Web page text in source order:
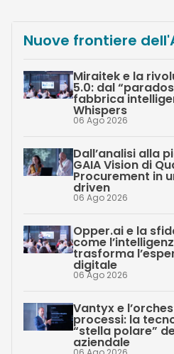
Nuove frontiere
Miraitek e la
5.0: dal
fabbrica
Whispers
06 Ago 2026
Dall’analisi alla
GAIA Vision di
Procurement in
driven
06 Ago 2026
Opper.ai e la
come
trasforma
digitale
06 Ago 2026
Vantyx e
processi: la
“stella polare”
aziendale